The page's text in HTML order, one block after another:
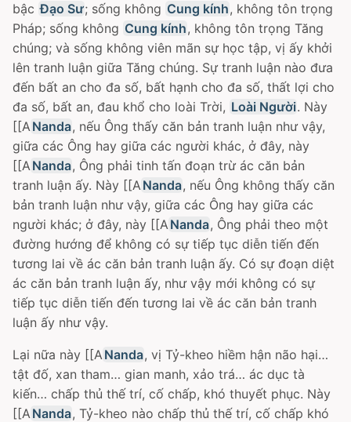
bậc Ðạo Sư; sống không Cung kính, không tôn trọng
Pháp; sống không Cung kính, không tôn trọng Tăng
chúng; và sống không viên mãn sự học tập, vị ấy khởi
lên tranh luận giữa Tăng chúng. Sự tranh luận nào đưa
đến bất an cho đa số, bất hạnh cho đa số, thất lợi cho
đa số, bất an, đau khổ cho loài Trời, Loài Người. Này
[[ANanda, nếu Ông thấy căn bản tranh luận như vậy,
giữa các Ông hay giữa các người khác, ở đây, này
[[ANanda, Ông phải tinh tấn đoạn trừ ác căn bản
tranh luận ấy. Này [[ANanda, nếu Ông không thấy căn
bản tranh luận như vậy, giữa các Ông hay giữa các
người khác; ở đây, này [[ANanda, Ông phải theo một
đường hướng để không có sự tiếp tục diễn tiến đến
tương lai về ác căn bản tranh luận ấy. Có sự đoạn diệt
ác căn bản tranh luận ấy, như vậy mới không có sự
tiếp tục diễn tiến đến tương lai về ác căn bản tranh
luận ấy như vậy.
Lại nữa này [[ANanda, vị Tỷ-kheo hiềm hận não hại…
tật đố, xan tham… gian manh, xảo trá… ác dục tà
kiến… chấp thủ thế trí, cố chấp, khó thuyết phục. Này
[[ANanda, Tỷ-kheo nào chấp thủ thế trí, cố chấp khó